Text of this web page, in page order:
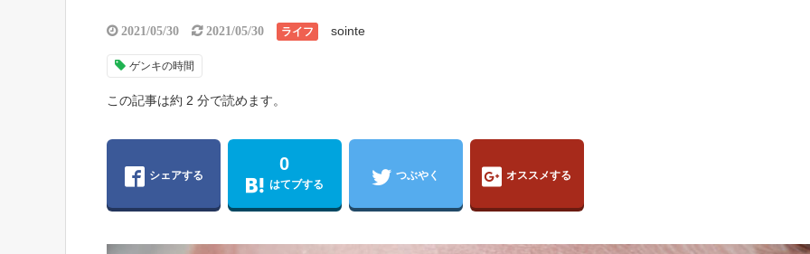
2021/05/30 2021/05/30 ライフ sointe
ゲンキの時間
この記事は約 2 分で読めます。
シェアする
0
はてブする
つぶやく オススメする